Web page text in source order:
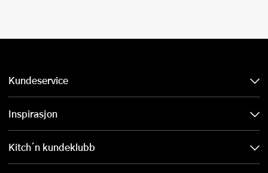
Kundeservice
Inspirasjon
Kitch´n kundeklubb